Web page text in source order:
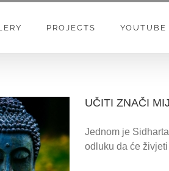
PROJECTS YOUTUBE
– BUDA
UČITI ZNAČI
Jednom je
odluku da će živjeti